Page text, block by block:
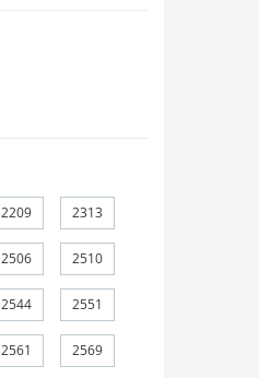
2209 2313
2506 2510
2544 2551
2561 2569